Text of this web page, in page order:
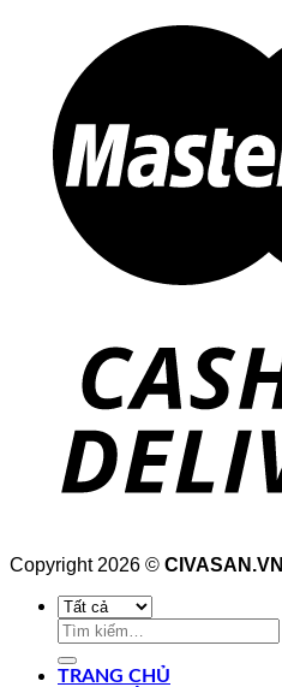
Copyright 2026 © CIVASAN.VN
Tìm
kiếm:
TRANG CHỦ